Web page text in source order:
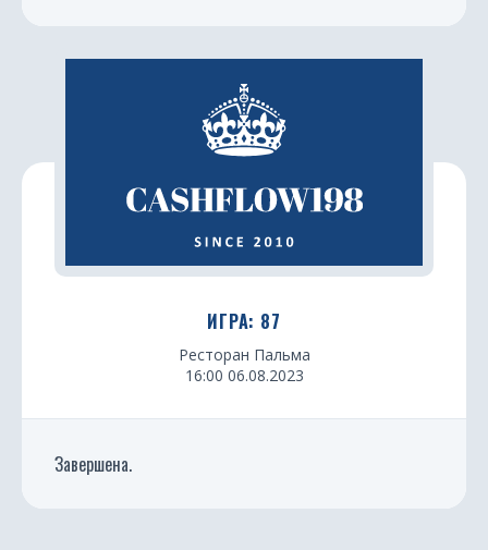
ИГРА: 87
Ресторан Пальма
16:00 06.08.2023
Завершена.